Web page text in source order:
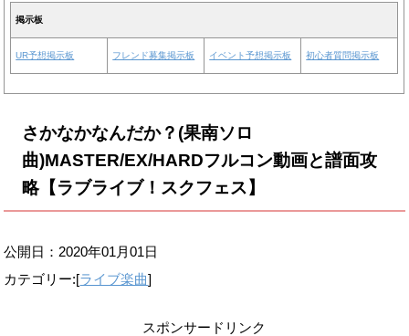
掲示板
UR予想掲示板 フレンド募集掲示板 イベント予想掲示板 初心者質問掲示板
さかなかなんだか？(果南ソロ
曲)MASTER/EX/HARDフルコン動画と譜面攻
略【ラブライブ！スクフェス】
公開日： 2020年01月01日
カテゴリー:[ライブ楽曲]
スポンサードリンク